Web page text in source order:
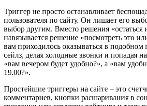
Триггер не просто останавливает
пользователя по сайту. Он лишает его
выбор другим. Вместо решения «остаться
навязывается решение «посмотреть это
вам приходилось оказываться в подобном
сейлз, делая холодные звонки и попадая
«вам вечером будет удобно?», а «вам
19.00?».
Простейшие триггеры на сайте – это
комментариев, кнопки расшаривания в